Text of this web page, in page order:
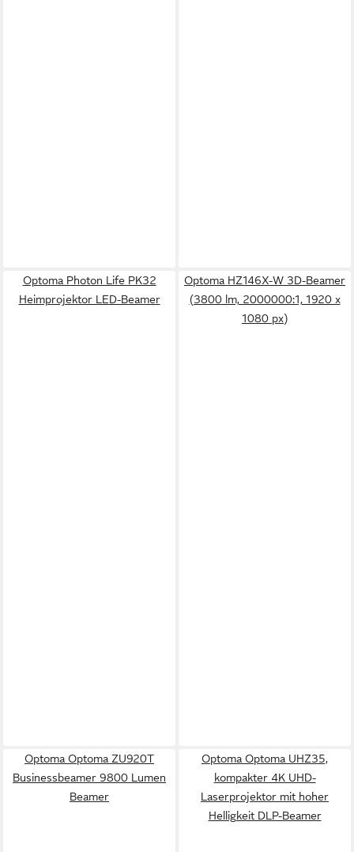
Optoma Photon Life PK32
Heimprojektor LED-Beamer
Optoma HZ146X-W 3D-Beamer
(3800 lm, 2000000:1, 1920 x
1080 px)
Optoma Optoma ZU920T
Businessbeamer 9800 Lumen
Beamer
Optoma Optoma UHZ35,
kompakter 4K UHD-
Laserprojektor mit hoher
Helligkeit DLP-Beamer